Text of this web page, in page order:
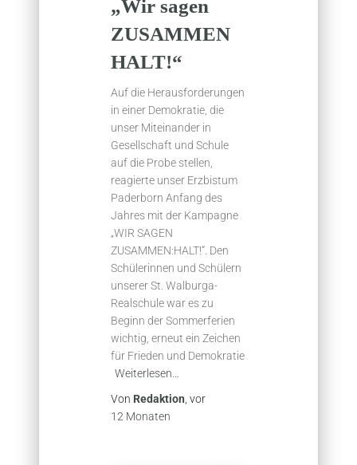
„Wir sagen
ZUSAMMEN
HALT!“
Auf die Herausforderungen
in einer Demokratie, die
unser Miteinander in
Gesellschaft und Schule
auf die Probe stellen,
reagierte unser Erzbistum
Paderborn Anfang des
Jahres mit der Kampagne
„WIR SAGEN
ZUSAMMEN:HALT!“. Den
Schülerinnen und Schülern
unserer St. Walburga-
Realschule war es zu
Beginn der Sommerferien
wichtig, erneut ein Zeichen
für Frieden und Demokratie
Weiterlesen…
Von Redaktion , vor
12 Monaten